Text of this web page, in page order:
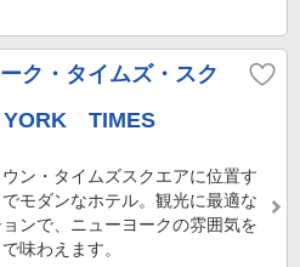
ク・タイムズ・スク
TIMES
ウン・タイムズスクエアに位置す
モダンなホテル。観光に最適な
ンで、ニューヨークの雰囲気を
味わえます。